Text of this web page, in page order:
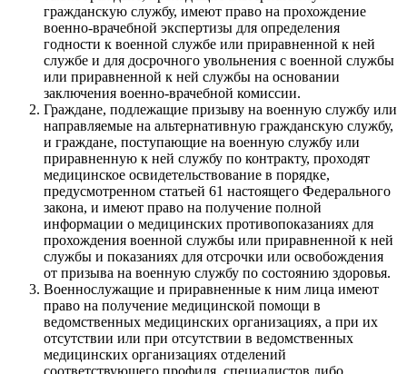
гражданскую службу, имеют право на прохождение
военно-врачебной экспертизы для определения
годности к военной службе или приравненной к ней
службе и для досрочного увольнения с военной службы
или приравненной к ней службы на основании
заключения военно-врачебной комиссии.
Граждане, подлежащие призыву на военную службу или
направляемые на альтернативную гражданскую службу,
и граждане, поступающие на военную службу или
приравненную к ней службу по контракту, проходят
медицинское освидетельствование в порядке,
предусмотренном статьей 61 настоящего Федерального
закона, и имеют право на получение полной
информации о медицинских противопоказаниях для
прохождения военной службы или приравненной к ней
службы и показаниях для отсрочки или освобождения
от призыва на военную службу по состоянию здоровья.
Военнослужащие и приравненные к ним лица имеют
право на получение медицинской помощи в
ведомственных медицинских организациях, а при их
отсутствии или при отсутствии в ведомственных
медицинских организациях отделений
соответствующего профиля, специалистов либо